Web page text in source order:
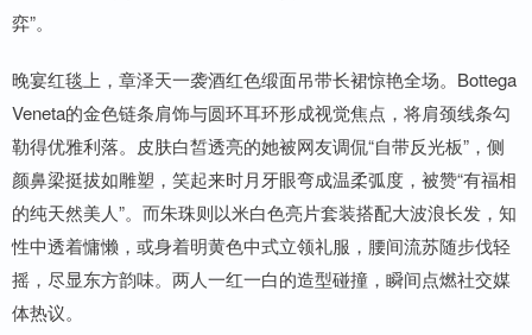
弈”。
晚宴红毯上，章泽天一袭酒红色缎面吊带长裙惊艳全场。Bottega
Veneta的金色链条肩饰与圆环耳环形成视觉焦点，将肩颈线条勾
勒得优雅利落。皮肤白皙透亮的她被网友调侃“自带反光板”，侧
颜鼻梁挺拔如雕塑，笑起来时月牙眼弯成温柔弧度，被赞“有福相
的纯天然美人”。而朱珠则以米白色亮片套装搭配大波浪长发，知
性中透着慵懒，或身着明黄色中式立领礼服，腰间流苏随步伐轻
摇，尽显东方韵味。两人一红一白的造型碰撞，瞬间点燃社交媒
体热议。